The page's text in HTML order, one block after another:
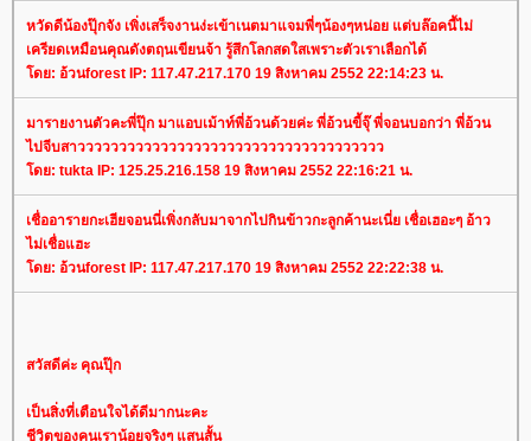
หวัดดีน้องปุ๊กจัง เพิ่งเสร็จงานง่ะเข้าเนตมาแจมพี่ๆน้องๆหน่อย แต่บล๊อคนี้ไม่
เครียดเหมือนคุณดังตฤนเขียนจ้า รู้สึกโลกสดใสเพราะตัวเราเลือกได้
ดย: อ้วนforest IP: 117.47.217.170 19 สิงหาคม 2552 22:14:23 น.
มารายงานตัวคะพี่ปุ๊ก มาแอบเม้าท์พี่อ้วนด้วยค่ะ พี่อ้วนขี้จุ๊ พี่จอนบอกว่า พี่อ้วน
ไปจีบสาววววววววววววววววววววววววววววววววววววว
ดย: tukta IP: 125.25.216.158 19 สิงหาคม 2552 22:16:21 น.
เชื่ออารายกะเฮียจอนนี่เพิ่งกลับมาจากไปกินข้าวกะลูกค้านะเนี่ย เชื่อเฮอะๆ อ้าว
ไม่เชื่อแฮะ
ดย: อ้วนforest IP: 117.47.217.170 19 สิงหาคม 2552 22:22:38 น.
สวัสดีค่ะ คุณปุ๊ก
เป็นสิ่งที่เตือนใจได้ดีมากนะคะ
ชีวิตของคนเราน้อยจริงๆ แสนสั้น